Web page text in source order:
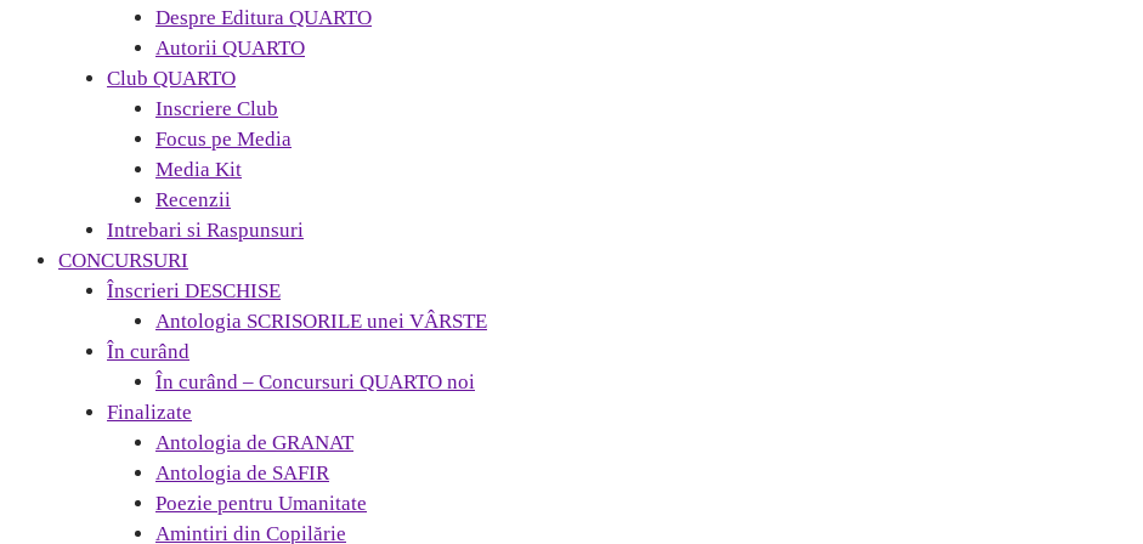
Despre Editura QUARTO
Autorii QUARTO
Club QUARTO
Inscriere Club
Focus pe Media
Media Kit
Recenzii
Intrebari si Raspunsuri
CONCURSURI
Înscrieri DESCHISE
Antologia SCRISORILE unei VÂRSTE
În curând
În curând – Concursuri QUARTO noi
Finalizate
Antologia de GRANAT
Antologia de SAFIR
Poezie pentru Umanitate
Amintiri din Copilărie